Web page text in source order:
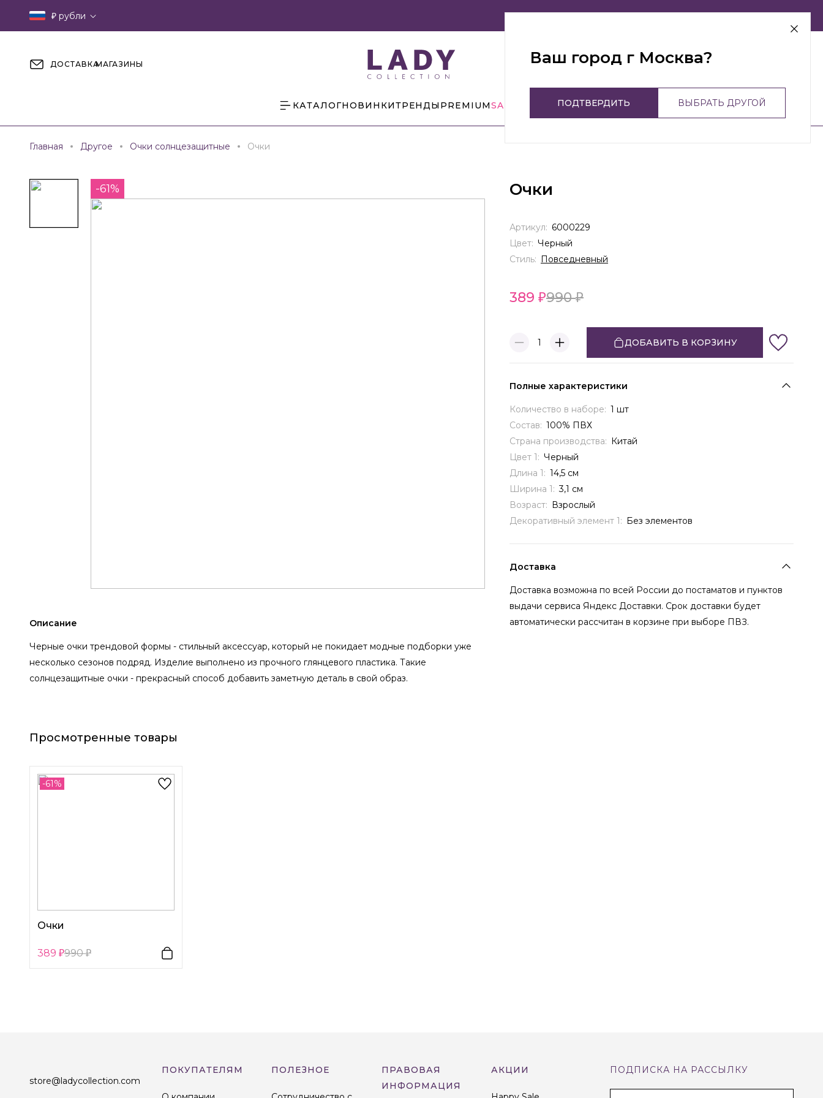
₽ рубли г Москва
ДОСТАВКАМАГАЗИНЫ
КАТАЛОГНОВИНКИТРЕНДЫ PREMIUMSALE
Главная Другое Очки солнцезащитные Очки
-61%
Описание
Черные очки трендовой формы - стильный аксессуар, который не покидает модные подборки уже
несколько сезонов подряд. Изделие выполнено из прочного глянцевого пластика. Такие
солнцезащитные очки - прекрасный способ добавить заметную деталь в свой образ.
Очки
389 990
1 ДОБАВИТЬ В КОРЗИНУ
Артикул: 6000229
Цвет: Черный
Стиль: Повседневный
Полные характеристики
Количество в наборе: 1 шт
Состав: 100% ПВХ
Страна производства: Китай
Цвет 1: Черный
Длина 1: 14,5 см
Ширина 1: 3,1 см
Возраст: Взрослый
Декоративный элемент 1: Без элементов
Доставка
Доставка возможна по всей России до постаматов и пунктов
выдачи сервиса Яндекс Доставки. Срок доставки будет
автоматически рассчитан в корзине при выборе ПВЗ.
Просмотренные товары
-61%
Очки
389 990
ПОДПИСКА НА РАССЫЛКУ
store@ladycollection.com
ПОКУПАТЕЛЯМ ПОЛЕЗНОЕ
ПРАВОВАЯ
ИНФОРМАЦИЯ
АКЦИИ
Ваш город г Москва?
ПОДТВЕРДИТЬ ВЫБРАТЬ ДРУГОЙ